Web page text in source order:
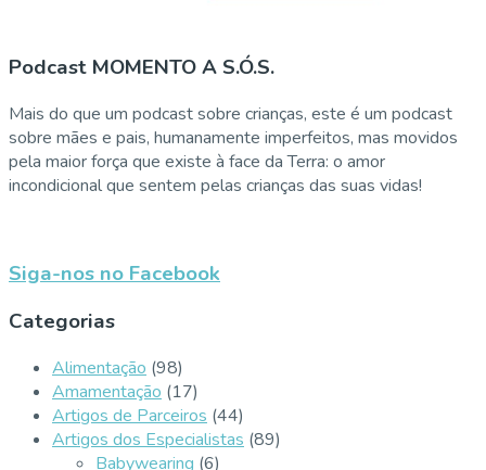
Podcast MOMENTO A S.Ó.S.
Mais do que um podcast sobre crianças, este é um podcast
sobre mães e pais, humanamente imperfeitos, mas movidos
pela maior força que existe à face da Terra: o amor
incondicional que sentem pelas crianças das suas vidas!
Siga-nos no Facebook
Categorias
Alimentação (98)
Amamentação (17)
Artigos de Parceiros (44)
Artigos dos Especialistas (89)
Babywearing (6)